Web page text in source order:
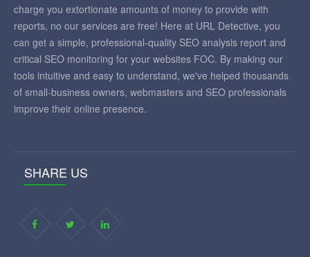
charge you extortionate amounts of money to provide with
reports, no our services are free! Here at URL Detective, you
can get a simple, professional-quality SEO analysis report and
critical SEO monitoring for your websites FOC. By making our
tools intuitive and easy to understand, we've helped thousands
of small-business owners, webmasters and SEO professionals
improve their online presence.
SHARE US